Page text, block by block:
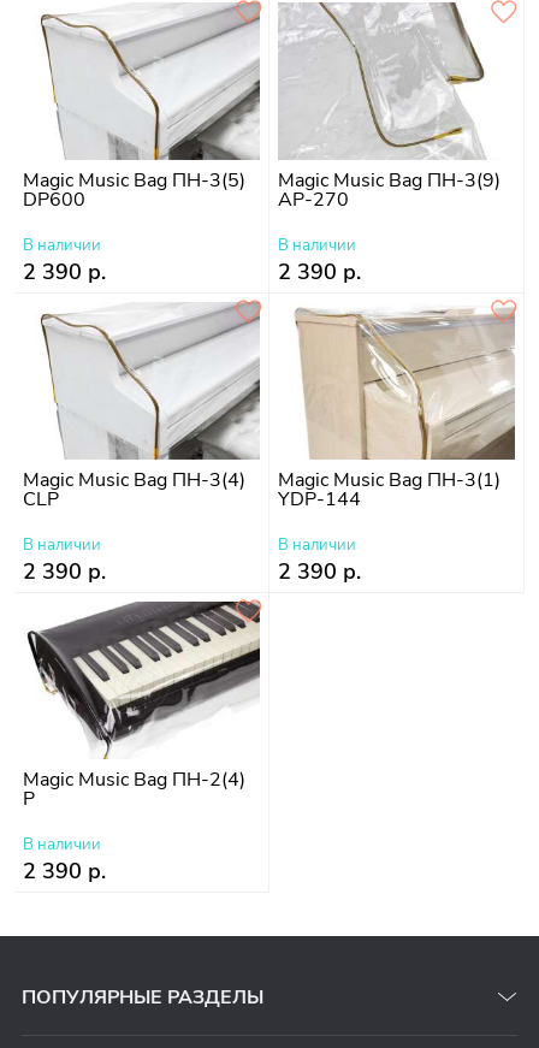
Magic Music Bag ПН-3(5)
DP600
В наличии
2 390 р.
Magic Music Bag ПН-3(9)
AP-270
В наличии
2 390 р.
Magic Music Bag ПН-3(4)
CLP
В наличии
2 390 р.
Magic Music Bag ПН-3(1)
YDP-144
В наличии
2 390 р.
Magic Music Bag ПН-2(4)
P
В наличии
2 390 р.
ПОПУЛЯРНЫЕ РАЗДЕЛЫ